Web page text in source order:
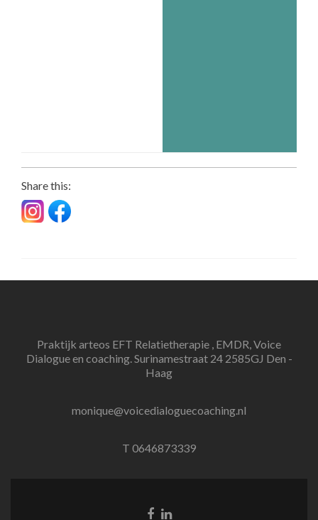
Share this:
Praktijk arteos EFT Relatietherapie , EMDR, Voice
Dialogue en coaching. Surinamestraat 24 2585GJ Den -
Haag
monique@voicedialoguecoaching.nl
T 0646873339
Facebook
Linkedin